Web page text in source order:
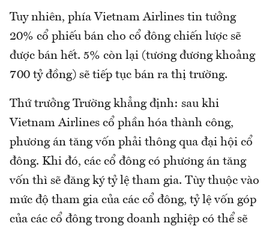
Tuy nhiên, phía Vietnam Airlines tin tưởng
20% cổ phiếu bán cho cổ đông chiến lược sẽ
được bán hết. 5% còn lại (tương đương khoảng
700 tỷ đồng) sẽ tiếp tục bán ra thị trường.
Thứ trưởng Trường khẳng định: sau khi
Vietnam Airlines cổ phần hóa thành công,
phương án tăng vốn phải thông qua đại hội cổ
đông. Khi đó, các cổ đông có phương án tăng
vốn thì sẽ đăng ký tỷ lệ tham gia. Tùy thuộc vào
mức độ tham gia của các cổ đông, tỷ lệ vốn góp
của các cổ đông trong doanh nghiệp có thể sẽ